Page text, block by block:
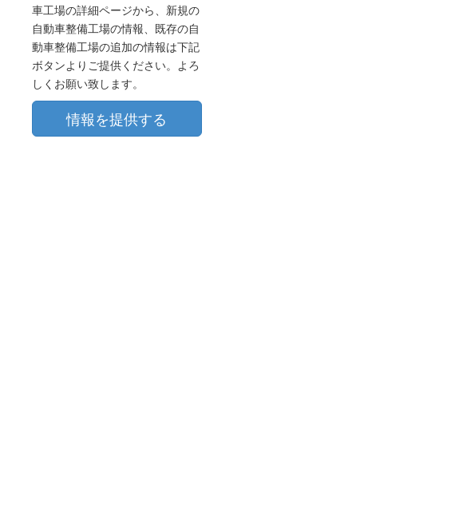
車工場の詳細ページから、新規の
自動車整備工場の情報、既存の自
動車整備工場の追加の情報は下記
ボタンよりご提供ください。よろ
しくお願い致します。
情報を提供する